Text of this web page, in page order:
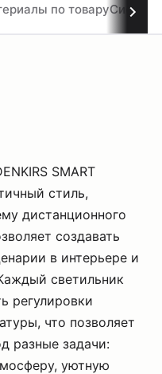
по товару
SMART
стиль,
дистанционного
создавать
в интерьере и
светильник
регулировки
что позволяет
разные задачи:
уютную